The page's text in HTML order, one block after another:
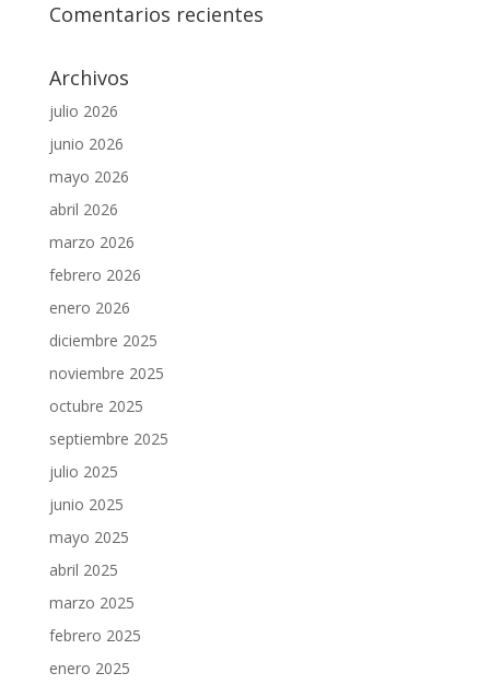
Comentarios recientes
Archivos
julio 2026
junio 2026
mayo 2026
abril 2026
marzo 2026
febrero 2026
enero 2026
diciembre 2025
noviembre 2025
octubre 2025
septiembre 2025
julio 2025
junio 2025
mayo 2025
abril 2025
marzo 2025
febrero 2025
enero 2025